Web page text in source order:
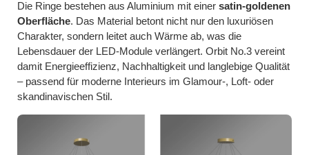
Die Ringe bestehen aus Aluminium mit einer satin-goldenen
Oberfläche. Das Material betont nicht nur den luxuriösen
Charakter, sondern leitet auch Wärme ab, was die
Lebensdauer der LED-Module verlängert. Orbit No.3 vereint
damit Energieeffizienz, Nachhaltigkeit und langlebige Qualität
– passend für moderne Interieurs im Glamour-, Loft- oder
skandinavischen Stil.